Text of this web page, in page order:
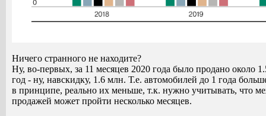
Ничего странного не находите?
Ну, во-первых, за 11 месяцев 2020 года было продано около
год - ну, навскидку, 1.6 млн. Т.е. автомобилей до 1 года
в принципе, реально их меньше, т.к. нужно учитывать, что
продажей может пройти несколько месяцев.